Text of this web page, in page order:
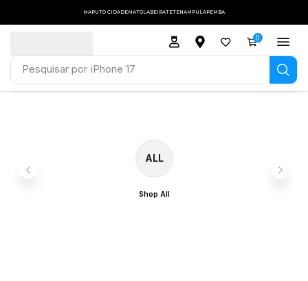
MAPUTO CIDADEMATOLABEIRATETENAMPULAPEMBA
Pesquisar por iPhone 17
0
ALL
Shop All